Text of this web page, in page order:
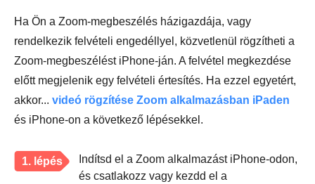
Ha Ön a Zoom-megbeszélés házigazdája, vagy
rendelkezik felvételi engedéllyel, közvetlenül rögzítheti a
Zoom-megbeszélést iPhone-ján. A felvétel megkezdése
előtt megjelenik egy felvételi értesítés. Ha ezzel egyetért,
akkor... videó rögzítése Zoom alkalmazásban iPaden
és iPhone-on a következő lépésekkel.
1. lépés
Indítsd el a Zoom alkalmazást iPhone-odon,
és csatlakozz vagy kezdd el a